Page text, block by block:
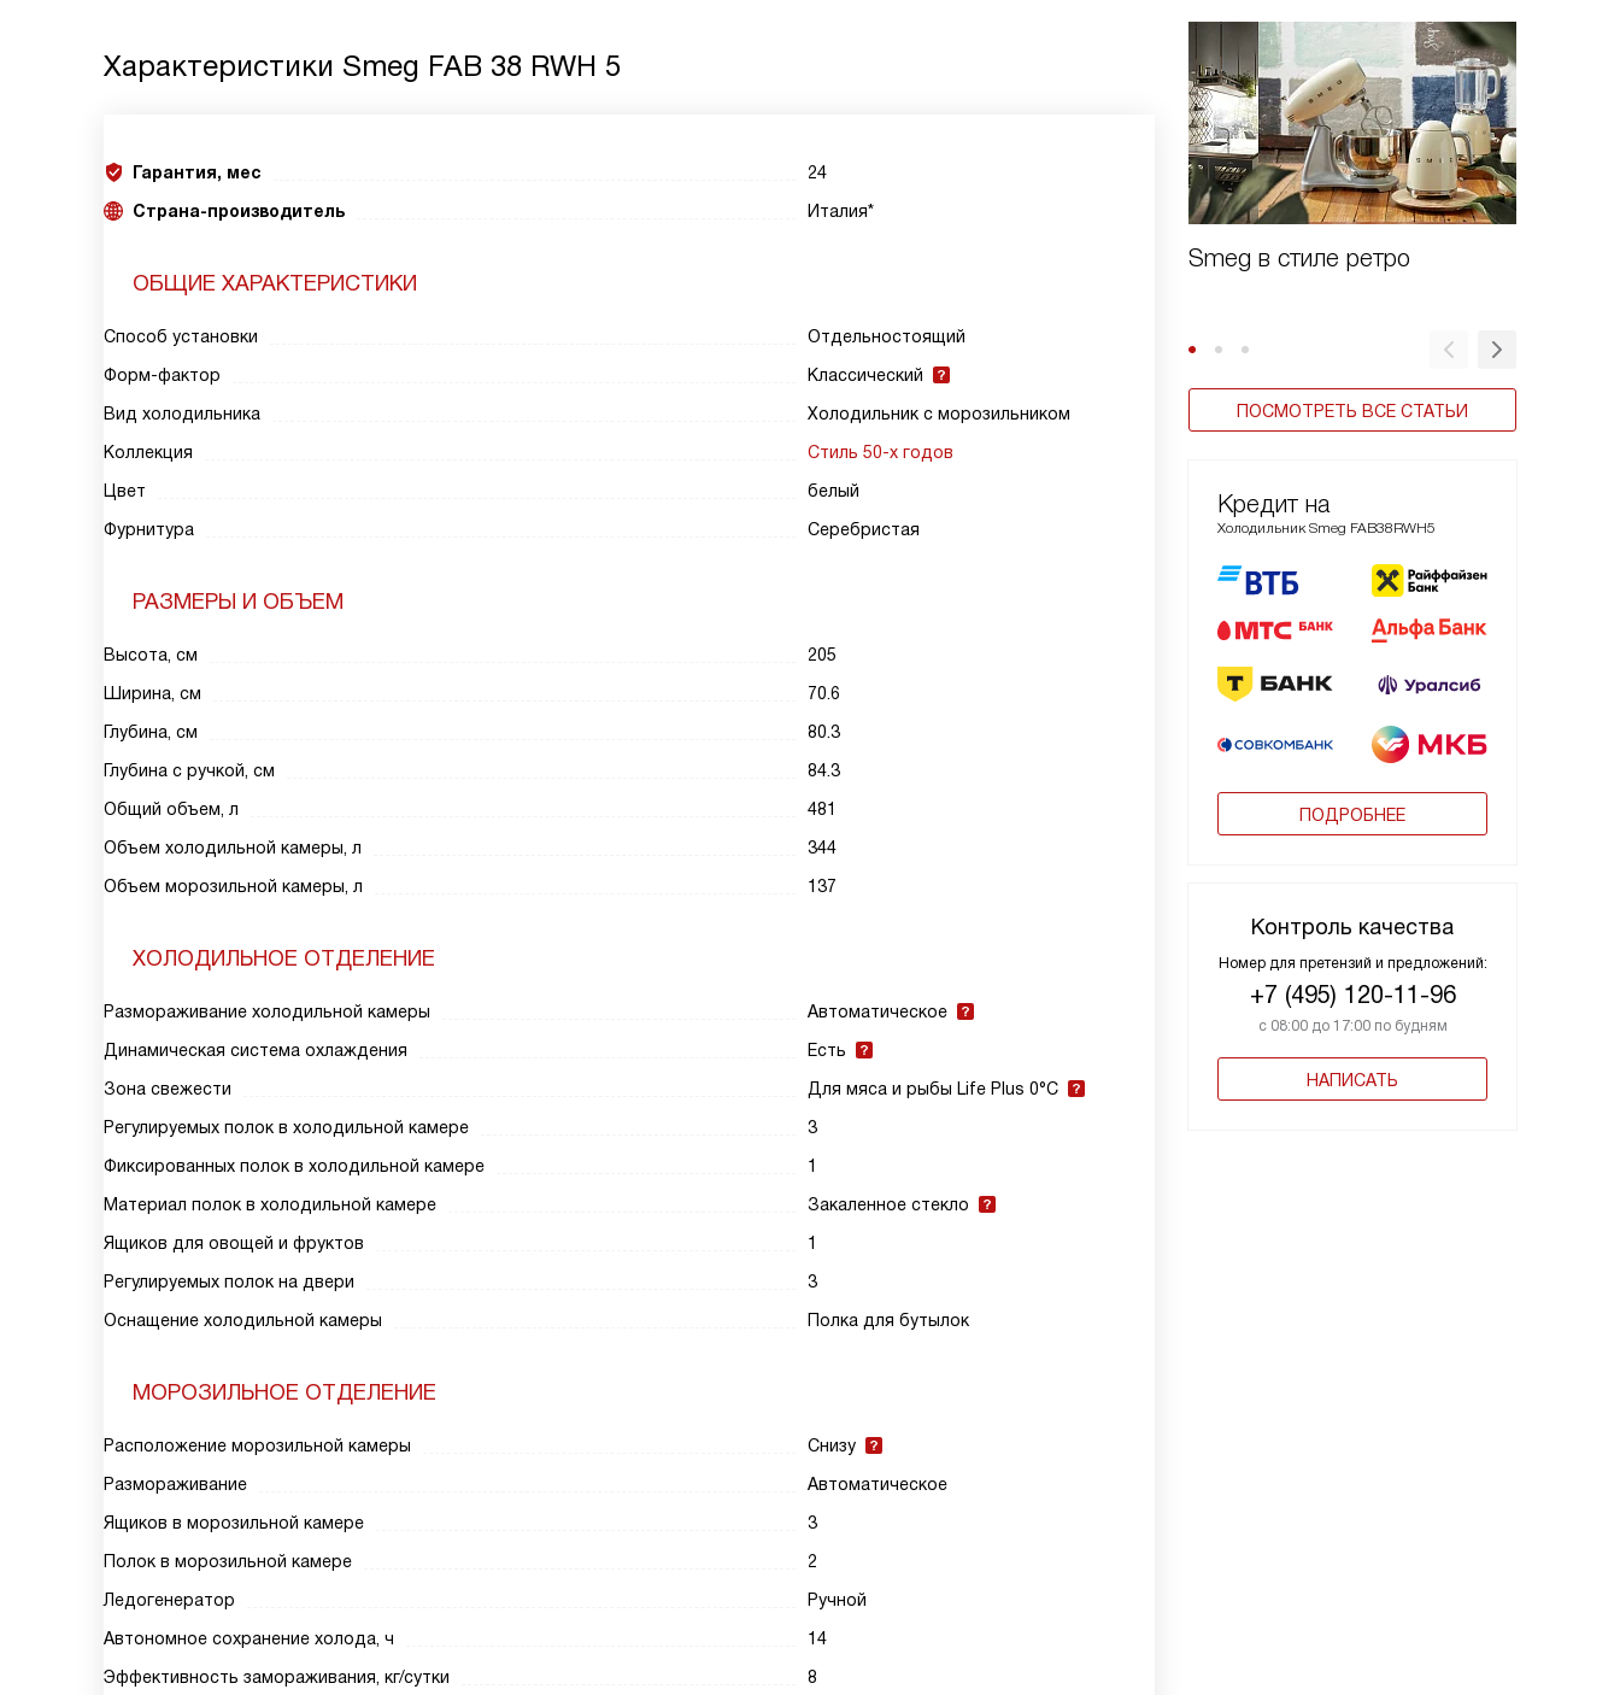
Smeg в стиле ретро
ПОСМОТРЕТЬ ВСЕ СТАТЬИ
Кредит на
Холодильник Smeg FAB38RWH5
ПОДРОБНЕЕ
Контроль качества
Номер для претензий и предложений:
+7 (495) 120-11-96
с 08:00 до 17:00 по будням
НАПИСАТЬ
Характеристики Smeg FAB 38 RWH 5
Гарантия, мес
24
Страна-производитель
Италия*
ОБЩИЕ ХАРАКТЕРИСТИКИ
Способ установки
Отдельностоящий
Форм-фактор
Классический
Вид холодильника
Холодильник с морозильником
Коллекция
Стиль 50-х годов
Цвет
белый
Фурнитура
Серебристая
РАЗМЕРЫ И ОБЪЕМ
Высота, см
205
Ширина, см
70.6
Глубина, см
80.3
Глубина с ручкой, см
84.3
Общий объем, л
481
Объем холодильной камеры, л
344
Объем морозильной камеры, л
137
ХОЛОДИЛЬНОЕ ОТДЕЛЕНИЕ
Размораживание холодильной камеры
Автоматическое
Динамическая система охлаждения
Есть
Зона свежести
Для мяса и рыбы Life Plus 0°C
Регулируемых полок в холодильной камере
3
Фиксированных полок в холодильной камере
1
Материал полок в холодильной камере
Закаленное стекло
Ящиков для овощей и фруктов
1
Регулируемых полок на двери
3
Оснащение холодильной камеры
Полка для бутылок
МОРОЗИЛЬНОЕ ОТДЕЛЕНИЕ
Расположение морозильной камеры
Снизу
Размораживание
Автоматическое
Ящиков в морозильной камере
3
Полок в морозильной камере
2
Ледогенератор
Ручной
Автономное сохранение холода, ч
14
Эффективность замораживания, кг/сутки
8